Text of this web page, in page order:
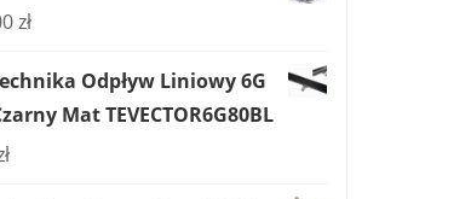
zł
Odpływ Liniowy 6G
Mat TEVECTOR6G80BL